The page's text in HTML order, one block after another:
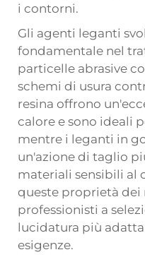
i contorni.
Gli agenti leganti
fondamentale nel
particelle abrasive
schemi di usura
resina offrono
calore e sono ideali
mentre i leganti in
un'azione di taglio
materiali sensibili al
queste proprietà dei
professionisti a
lucidatura più
esigenze.